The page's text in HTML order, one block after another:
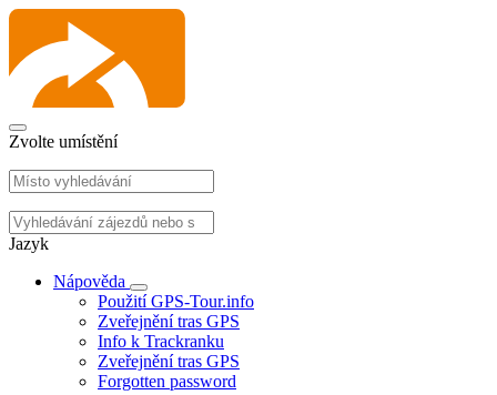
Zvolte umístění
Jazyk
Nápověda
Použití GPS-Tour.info
Zveřejnění tras GPS
Info k Trackranku
Zveřejnění tras GPS
Forgotten password